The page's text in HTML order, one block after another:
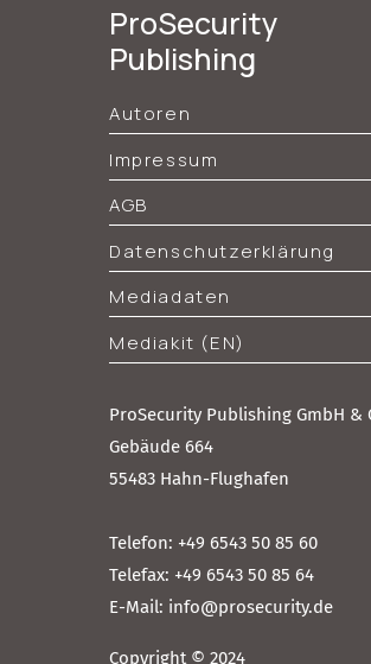
ProSecurity
Publishing
Autoren
Impressum
AGB
Datenschutzerklärung
Mediadaten
Mediakit (EN)
ProSecurity Publishing GmbH &
Gebäude 664
55483 Hahn-Flughafen
Telefon: +49 6543 50 85 60
Telefax: +49 6543 50 85 64
E-Mail: info@prosecurity.de
Copyright © 2024